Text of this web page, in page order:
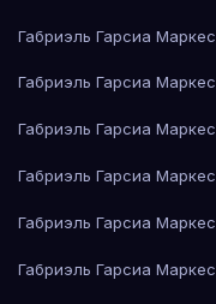
Габриэль Гарсиа
Габриэль Гарсиа
Габриэль Гарсиа
Габриэль Гарсиа
Габриэль Гарсиа
Габриэль Гарсиа